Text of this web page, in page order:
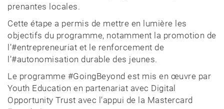
prenantes locales.
Cette étape a permis de mettre en lumière les
objectifs du programme, notamment la promotion de
l’#entrepreneuriat et le renforcement de
l’#autonomisation durable des jeunes.
Le programme #GoingBeyond est mis en œuvre par
Youth Education en partenariat avec Digital
Opportunity Trust avec l’appui de la Mastercard